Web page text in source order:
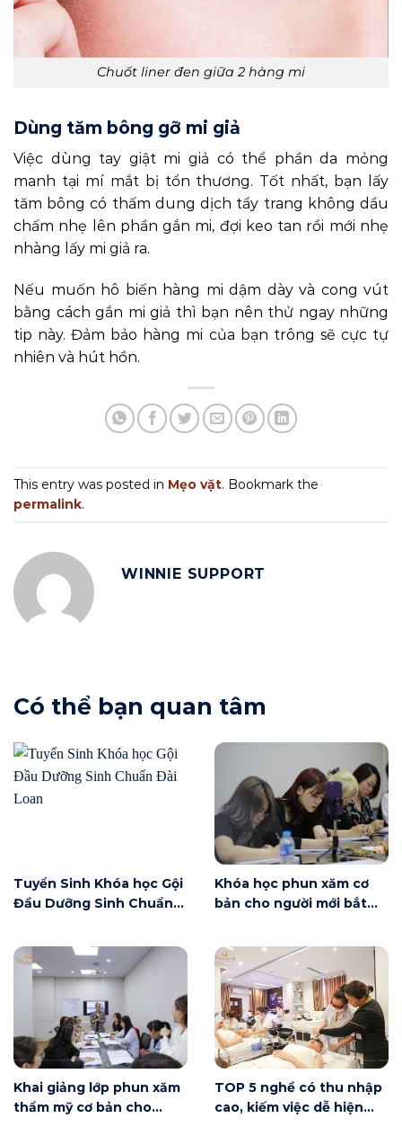
Chuốt liner đen giữa 2 hàng mi
Dùng tăm bông gỡ mi giả
Việc dùng tay giật mi giả có thể phần da mỏng
manh tại mí mắt bị tổn thương. Tốt nhất, bạn lấy
tăm bông có thấm dung dịch tẩy trang không dầu
chấm nhẹ lên phần gắn mi, đợi keo tan rồi mới nhẹ
nhàng lấy mi giả ra.
Nếu muốn hô biến hàng mi dậm dày và cong vút
bằng cách gắn mi giả thì bạn nên thử ngay những
tip này. Đảm bảo hàng mi của bạn trông sẽ cực tự
nhiên và hút hồn.
This entry was posted in Mẹo vặt. Bookmark the
permalink.
WINNIE SUPPORT
Có thể bạn quan tâm
Tuyển Sinh Khóa học Gội
Đầu Dưỡng Sinh Chuẩn
Khóa học phun xăm cơ
bản cho người mới bắt
có gì?
Khai giảng lớp phun xăm
thẩm mỹ cơ bản cho
TOP 5 nghề có thu nhập
cao, kiếm việc dễ hiện